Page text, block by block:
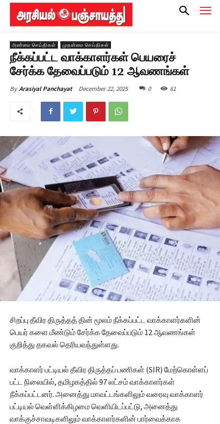
அண்மை செய்திகள் முதன்மை செய்திகள்
நீக்கப்பட்ட வாக்காளர்கள் பெயரைச்
சேர்க்க தேவைப்படும் 12 ஆவணங்கள்
By Arasiyal Panchayat December 22, 2025 0 61
சிறப்பு தீவிர திருத்தத் தின் மூலம் நீக்கப்பட்ட வாக்காளர்களின்
பெயர் களை மீண்டும் சேர்க்க தேவைப்படும் 12 ஆவணங்கள்
குறித்து தகவல் தெரியவந்துள்ளது.
வாக்காளர் பட்டியல் தீவிர திருத்தப் பணிகள் (SIR) மேற்கொள்ளப்
பட்ட நிலையில், தமிழகத்தில் 97 லட்சம் வாக்காளர்கள்
நீக்கப்பட்டனர். அனைத்து மாவட்டங்களிலும் வரைவு வாக்காளர்
பட்டியல் வெள்ளிக்கிழமை வெளியிடப்பட்டு, அனைத்து
வாக்குச்சாவடிகளிலும் வாக்காளர்களின் பார்வைக்காக